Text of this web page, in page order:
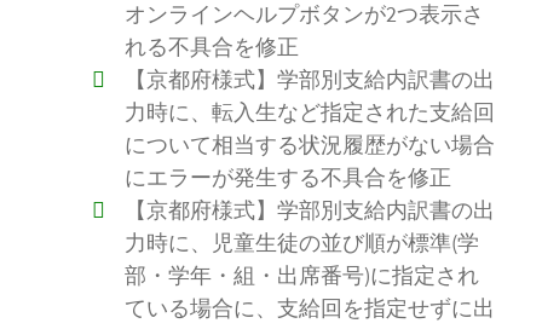
オンラインヘルプボタンが2つ表示さ
れる不具合を修正
【京都府様式】学部別支給内訳書の出
力時に、転入生など指定された支給回
について相当する状況履歴がない場合
にエラーが発生する不具合を修正
【京都府様式】学部別支給内訳書の出
力時に、児童生徒の並び順が標準(学
部・学年・組・出席番号)に指定され
ている場合に、支給回を指定せずに出